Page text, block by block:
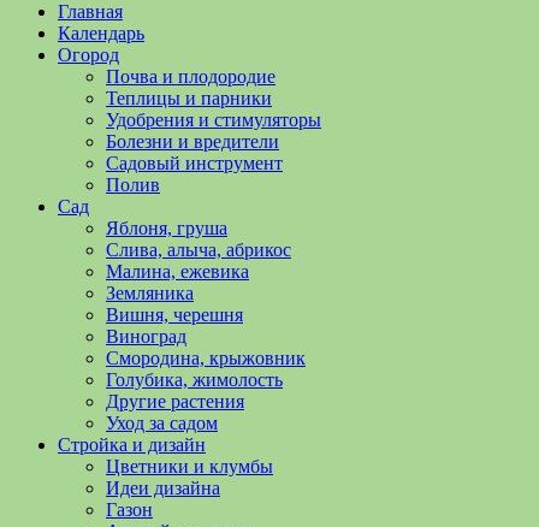
Садоводство
Огородничество
Садоводство
огородничество
полезные
уходу
овощами,
растениями
Поможем
обустройстве
выращивании
Главная
Календарь
Огород
Почва и плодородие
Теплицы и парники
Удобрения и стимуляторы
Болезни и вредители
Садовый инструмент
Полив
Сад
Яблоня, груша
Слива, алыча, абрикос
Малина, ежевика
Земляника
Вишня, черешня
Виноград
Смородина, крыжовник
Голубика, жимолость
Другие растения
Уход за садом
Стройка и дизайн
Цветники и клумбы
Идеи дизайна
Газон